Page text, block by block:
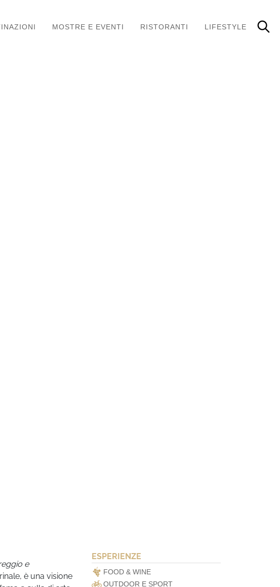
MOSTRE E EVENTI RISTORANTI LIFESTYLE
e
è una visione
ESPERIENZE
FOOD & WINE
OUTDOOR E SPORT